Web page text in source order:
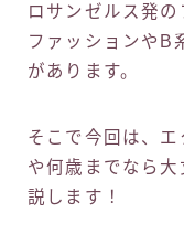
ロサンゼルス発
ファッションやB
があります。
そこで今回は、
や何歳までなら
説します！